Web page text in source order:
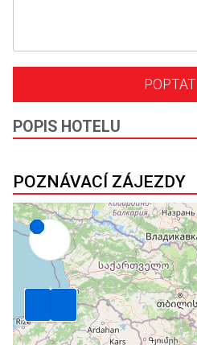
POPTAT
POPIS HOTELU
POZNÁVACÍ ZÁJEZDY